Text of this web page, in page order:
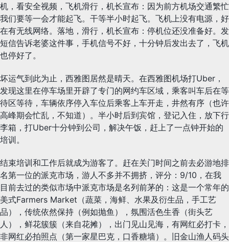
机，看安全视频，飞机滑行，机长宣布：因为前方机场交通繁忙
我们要等一会才能起飞。干等半小时起飞。飞机上没有电源，好
在有无线网络。落地，滑行，机长宣布：停机位还没准备好。发
短信告诉老婆这件事，手机信号不好，十分钟后发出去了，飞机
也停好了。
坏运气到此为止，西雅图居然是晴天。在西雅图机场打Uber，
发现这里在停车场里开辟了专门的网约车区域，乘客叫车后在等
待区等待，车辆依序停入车位后乘客上车开走，井然有序（也许
高峰期会忙乱，不知道）。半小时后到宾馆，登记入住，放下行
李箱，打Uber十分钟到公司，解决午饭，赶上了一点钟开始的
培训。
结束培训和工作后就成为游客了。赶在关门时间之前去必游地排
名第一位的派克市场，游人不多并不拥挤，评分：9/10，在我
目前去过的类似市场中派克市场是名列前茅的：这是一个常年的
美式Farmers Market（蔬菜，海鲜、水果及衍生品，手工艺
品），传统依然保持（例如抛鱼），氛围活色生香（街头艺
人），鲜花簇簇（来自花摊），出门见山见海，有网红必打卡，
非网红必拍照点（第一家星巴克，口香糖墙）。旧金山渔人码头